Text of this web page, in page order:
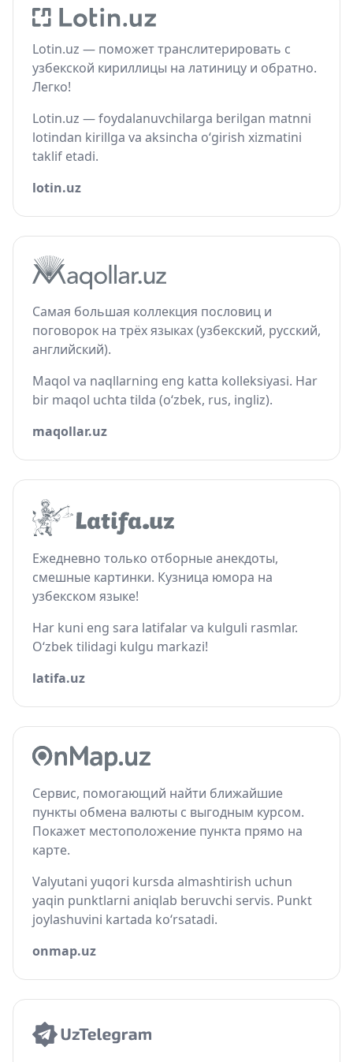
Lotin.uz — поможет транслитерировать с
узбекской кириллицы на латиницу и обратно.
Легко!
Lotin.uz — foydalanuvchilarga berilgan matnni
lotindan kirillga va aksincha o‘girish xizmatini
taklif etadi.
lotin.uz
Самая большая коллекция пословиц и
поговорок на трёх языках (узбекский, русский,
английский).
Maqol va naqllarning eng katta kolleksiyasi. Har
bir maqol uchta tilda (o‘zbek, rus, ingliz).
maqollar.uz
Ежедневно только отборные анекдоты,
смешные картинки. Кузница юмора на
узбекском языке!
Har kuni eng sara latifalar va kulguli rasmlar.
O‘zbek tilidagi kulgu markazi!
latifa.uz
Сервис, помогающий найти ближайшие
пункты обмена валюты с выгодным курсом.
Покажет местоположение пункта прямо на
карте.
Valyutani yuqori kursda almashtirish uchun
yaqin punktlarni aniqlab beruvchi servis. Punkt
joylashuvini kartada ko‘rsatadi.
onmap.uz